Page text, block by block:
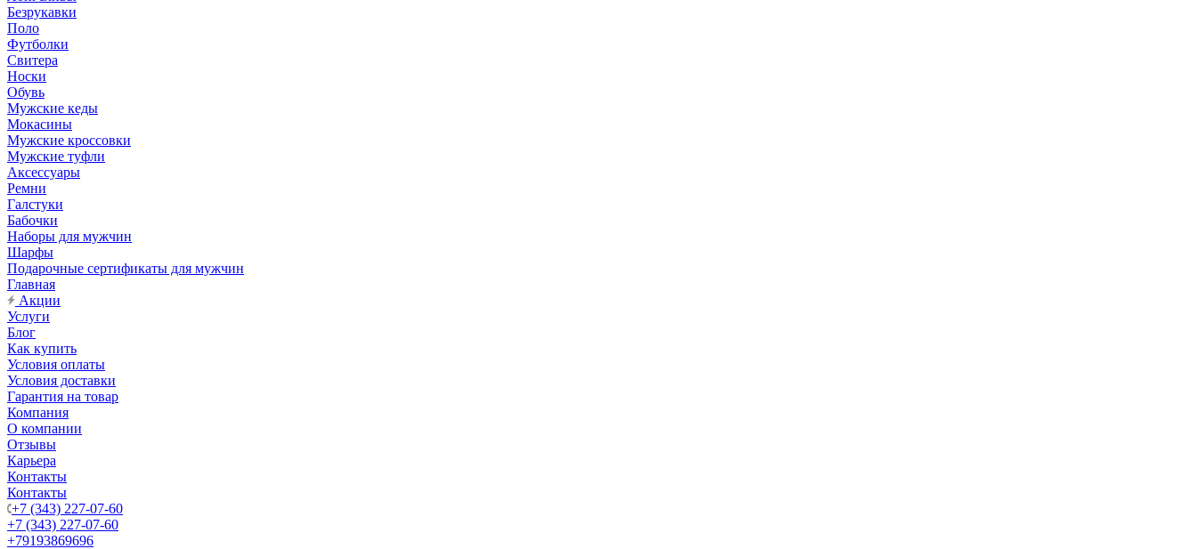
Безрукавки
Поло
Футболки
Свитера
Носки
Обувь
Мужские кеды
Мокасины
Мужские кроссовки
Мужские туфли
Аксессуары
Ремни
Галстуки
Бабочки
Наборы для мужчин
Шарфы
Подарочные сертификаты для мужчин
Главная
Акции
Услуги
Блог
Как купить
Условия оплаты
Условия доставки
Гарантия на товар
Компания
О компании
Отзывы
Карьера
Контакты
Контакты
+7 (343) 227-07-60
+7 (343) 227-07-60
+79193869696